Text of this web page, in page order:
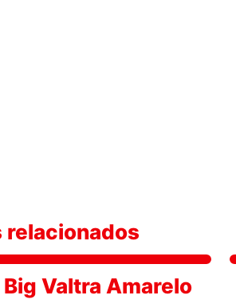
relacionados
Valtra Amarelo